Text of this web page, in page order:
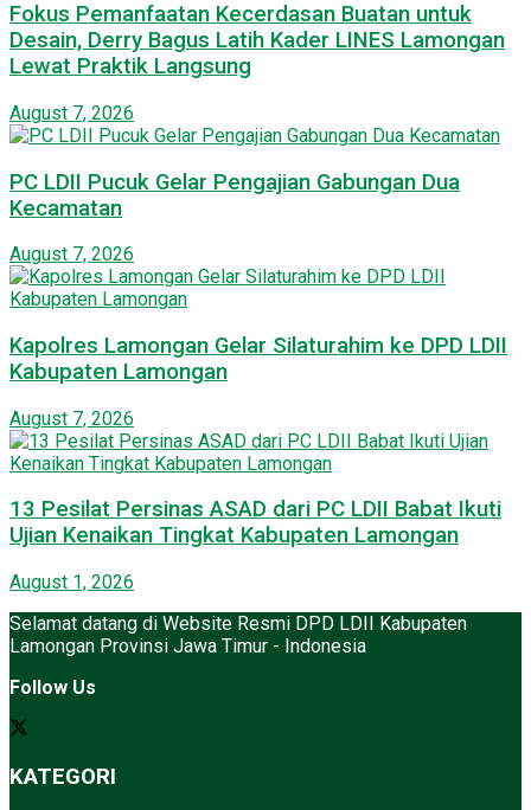
Fokus Pemanfaatan Kecerdasan Buatan untuk
Desain, Derry Bagus Latih Kader LINES Lamongan
Lewat Praktik Langsung
August 7, 2026
PC LDII Pucuk Gelar Pengajian Gabungan Dua
Kecamatan
August 7, 2026
Kapolres Lamongan Gelar Silaturahim ke DPD LDII
Kabupaten Lamongan
August 7, 2026
13 Pesilat Persinas ASAD dari PC LDII Babat Ikuti
Ujian Kenaikan Tingkat Kabupaten Lamongan
August 1, 2026
Selamat datang di Website Resmi DPD LDII Kabupaten
Lamongan Provinsi Jawa Timur - Indonesia
Follow Us
KATEGORI